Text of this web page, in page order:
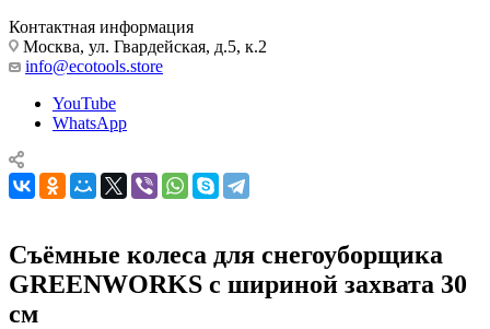
Контактная информация
Москва, ул. Гвардейская, д.5, к.2
info@ecotools.store
YouTube
WhatsApp
Съёмные колеса для снегоуборщика
GREENWORKS с шириной захвата 30
см